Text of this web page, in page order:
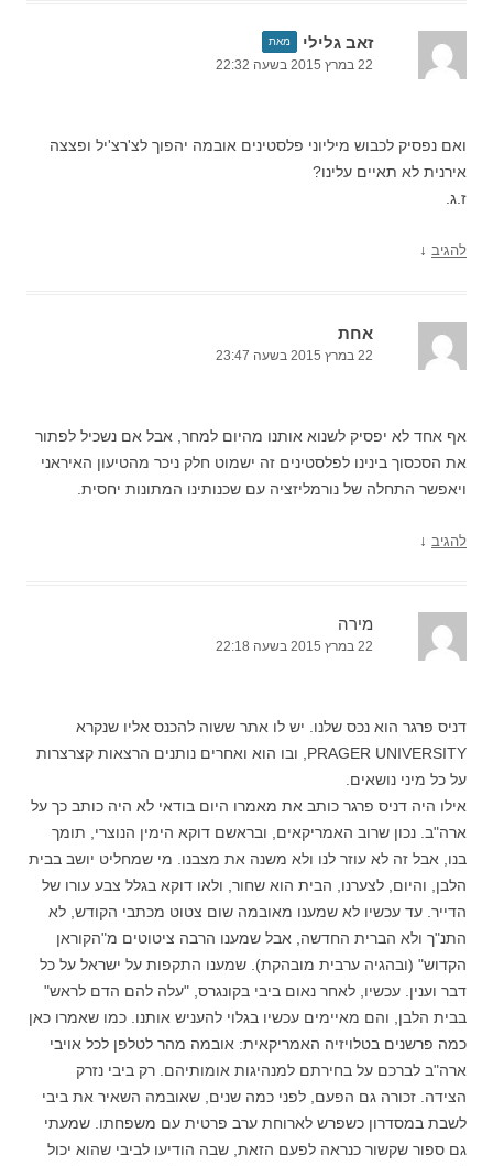
זאב גלילי מאת
22 במרץ 2015 בשעה 22:32
ואם נפסיק לכבוש מיליוני פלסטינים אובמה יהפוך לצ'רצ'יל ופצצה
אירנית לא תאיים עלינו?
ז.ג.
להגיב ↓
אחת
22 במרץ 2015 בשעה 23:47
אף אחד לא יפסיק לשנוא אותנו מהיום למחר, אבל אם נשכיל לפתור
את הסכסוך בינינו לפלסטינים זה ישמוט חלק ניכר מהטיעון האיראני
ויאפשר התחלה של נורמליזציה עם שכנותינו המתונות יחסית.
להגיב ↓
מירה
22 במרץ 2015 בשעה 22:18
דניס פרגר הוא נכס שלנו. יש לו אתר ששוה להכנס אליו שנקרא
PRAGER UNIVERSITY, ובו הוא ואחרים נותנים הרצאות קצרצרות
על כל מיני נושאים.
אילו היה דניס פרגר כותב את מאמרו היום בודאי לא היה כותב כך על
ארה"ב. נכון שרוב האמריקאים, ובראשם דוקא הימין הנוצרי, תומך
בנו, אבל זה לא עוזר לנו ולא משנה את מצבנו. מי שמחליט יושב בבית
הלבן, והיום, לצערנו, הבית הוא שחור, ולאו דוקא בגלל צבע עורו של
הדייר. עד עכשיו לא שמענו מאובמה שום צטוט מכתבי הקודש, לא
התנ"ך ולא הברית החדשה, אבל שמענו הרבה ציטוטים מ"הקוראן
הקדוש" (ובהגיה ערבית מובהקת). שמענו התקפות על ישראל על כל
דבר וענין. עכשיו, לאחר נאום ביבי בקונגרס, "עלה להם הדם לראש"
בבית הלבן, והם מאיימים עכשיו בגלוי להעניש אותנו. כמו שאמרו כאן
כמה פרשנים בטלויזיה האמריקאית: אובמה מהר לטלפן לכל אויבי
ארה"ב לברכם על בחירתם למנהיגות אומותיהם. רק ביבי נזרק
הצידה. זכורה גם הפעם, לפני כמה שנים, שאובמה השאיר את ביבי
לשבת במסדרון כשפרש לארוחת ערב פרטית עם משפחתו. שמעתי
גם ספור שקשור כנראה לפעם הזאת, שבה הודיעו לביבי שהוא יכול